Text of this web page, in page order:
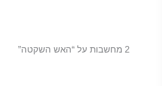
2 מחשבות על “האש השקטה”